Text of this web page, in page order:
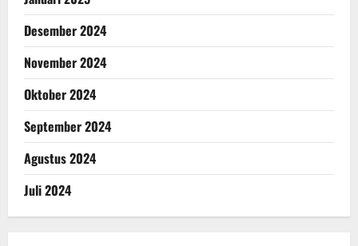
Desember 2024
November 2024
Oktober 2024
September 2024
Agustus 2024
Juli 2024